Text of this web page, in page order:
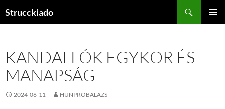
Strucckiado
KANDALLÓK EGYKOR ÉS
MANAPSÁG
2024-06-11 HUNPROBALAZS